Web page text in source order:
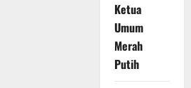
Ketua
Umum
Merah
Putih